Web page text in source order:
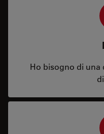
Ho bisogno di una